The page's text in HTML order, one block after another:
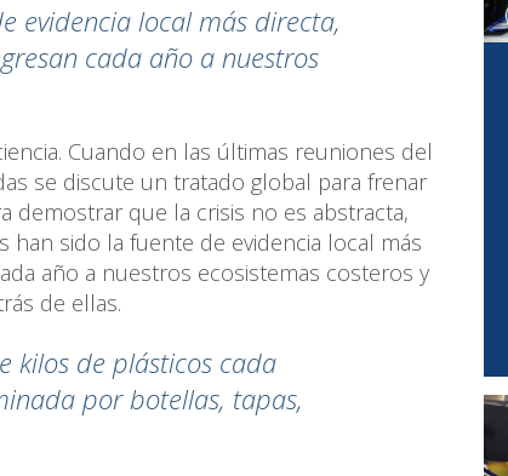
evidencia local más directa,
cada año a nuestros
Cuando en las últimas reuniones del
se discute un tratado global para frenar
demostrar que la crisis no es abstracta,
han sido la fuente de evidencia local más
año a nuestros ecosistemas costeros y
de ellas.
kilos de plásticos cada
por botellas, tapas,